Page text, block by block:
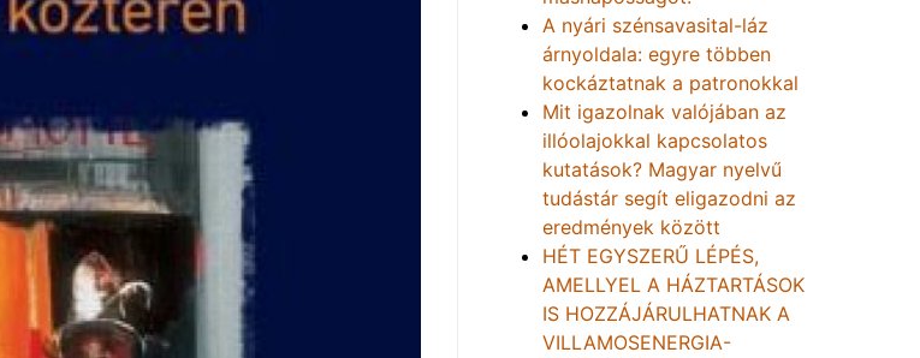
A nyári szénsavasital-láz
árnyoldala: egyre többen
kockáztatnak a patronokkal
Mit igazolnak valójában az
illóolajokkal kapcsolatos
kutatások? Magyar nyelvű
tudástár segít eligazodni az
eredmények között
HÉT EGYSZERŰ LÉPÉS,
AMELLYEL A HÁZTARTÁSOK
IS HOZZÁJÁRULHATNAK A
VILLAMOSENERGIA-